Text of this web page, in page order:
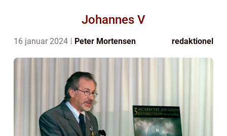
Johannes V
16 januar 2024 Peter Mortensen redaktionel